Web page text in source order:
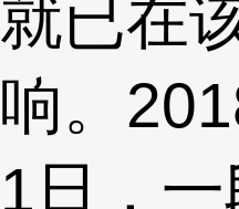
就已在
响。
1日，一